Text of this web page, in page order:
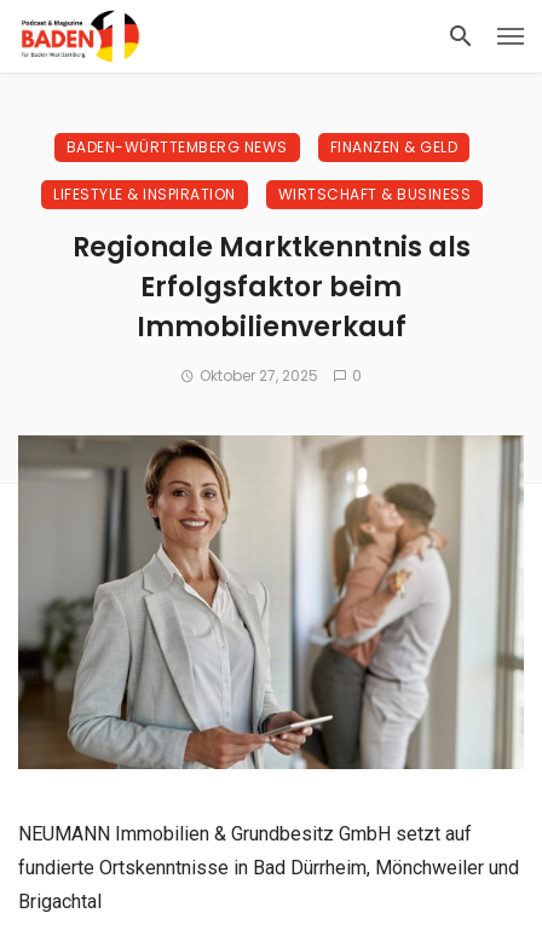
BADEN-WÜRTTEMBERG NEWS FINANZEN & GELD
LIFESTYLE & INSPIRATION WIRTSCHAFT & BUSINESS
Regionale Marktkenntnis als
Erfolgsfaktor beim
Immobilienverkauf
Oktober 27, 2025 0
NEUMANN Immobilien & Grundbesitz GmbH setzt auf
fundierte Ortskenntnisse in Bad Dürrheim, Mönchweiler und
Brigachtal